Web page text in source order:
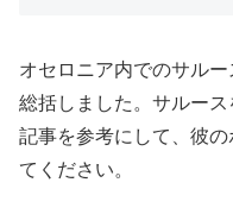
オセロニア内でのサル
総括しました。サルー
記事を参考にして、彼
てください。